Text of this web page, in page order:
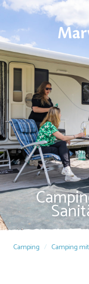
Camping Camping